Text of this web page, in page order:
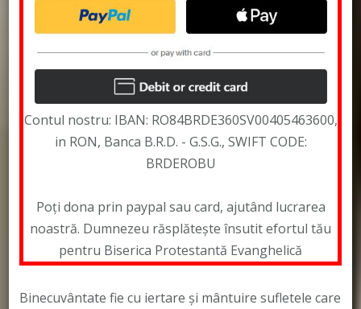
Contul nostru: IBAN: RO84BRDE360SV00405463600,
in RON, Banca B.R.D. - G.S.G., SWIFT CODE:
BRDEROBU
Poți dona prin paypal sau card, ajutând lucrarea
noastră. Dumnezeu răsplătește însutit efortul tău
pentru Biserica Protestantă Evanghelică
Binecuvântate fie cu iertare și mântuire sufletele care